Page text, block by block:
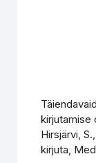
kirjutamise
Hirsjärvi,
kirjuta,